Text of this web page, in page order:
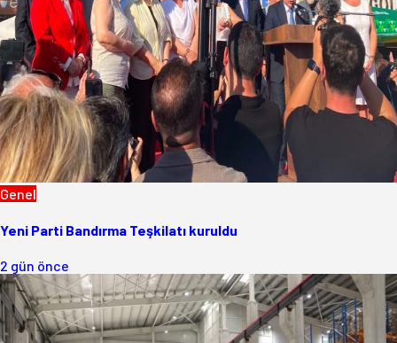
Genel
Yeni Parti Bandırma Teşkilatı kuruldu
2 gün önce